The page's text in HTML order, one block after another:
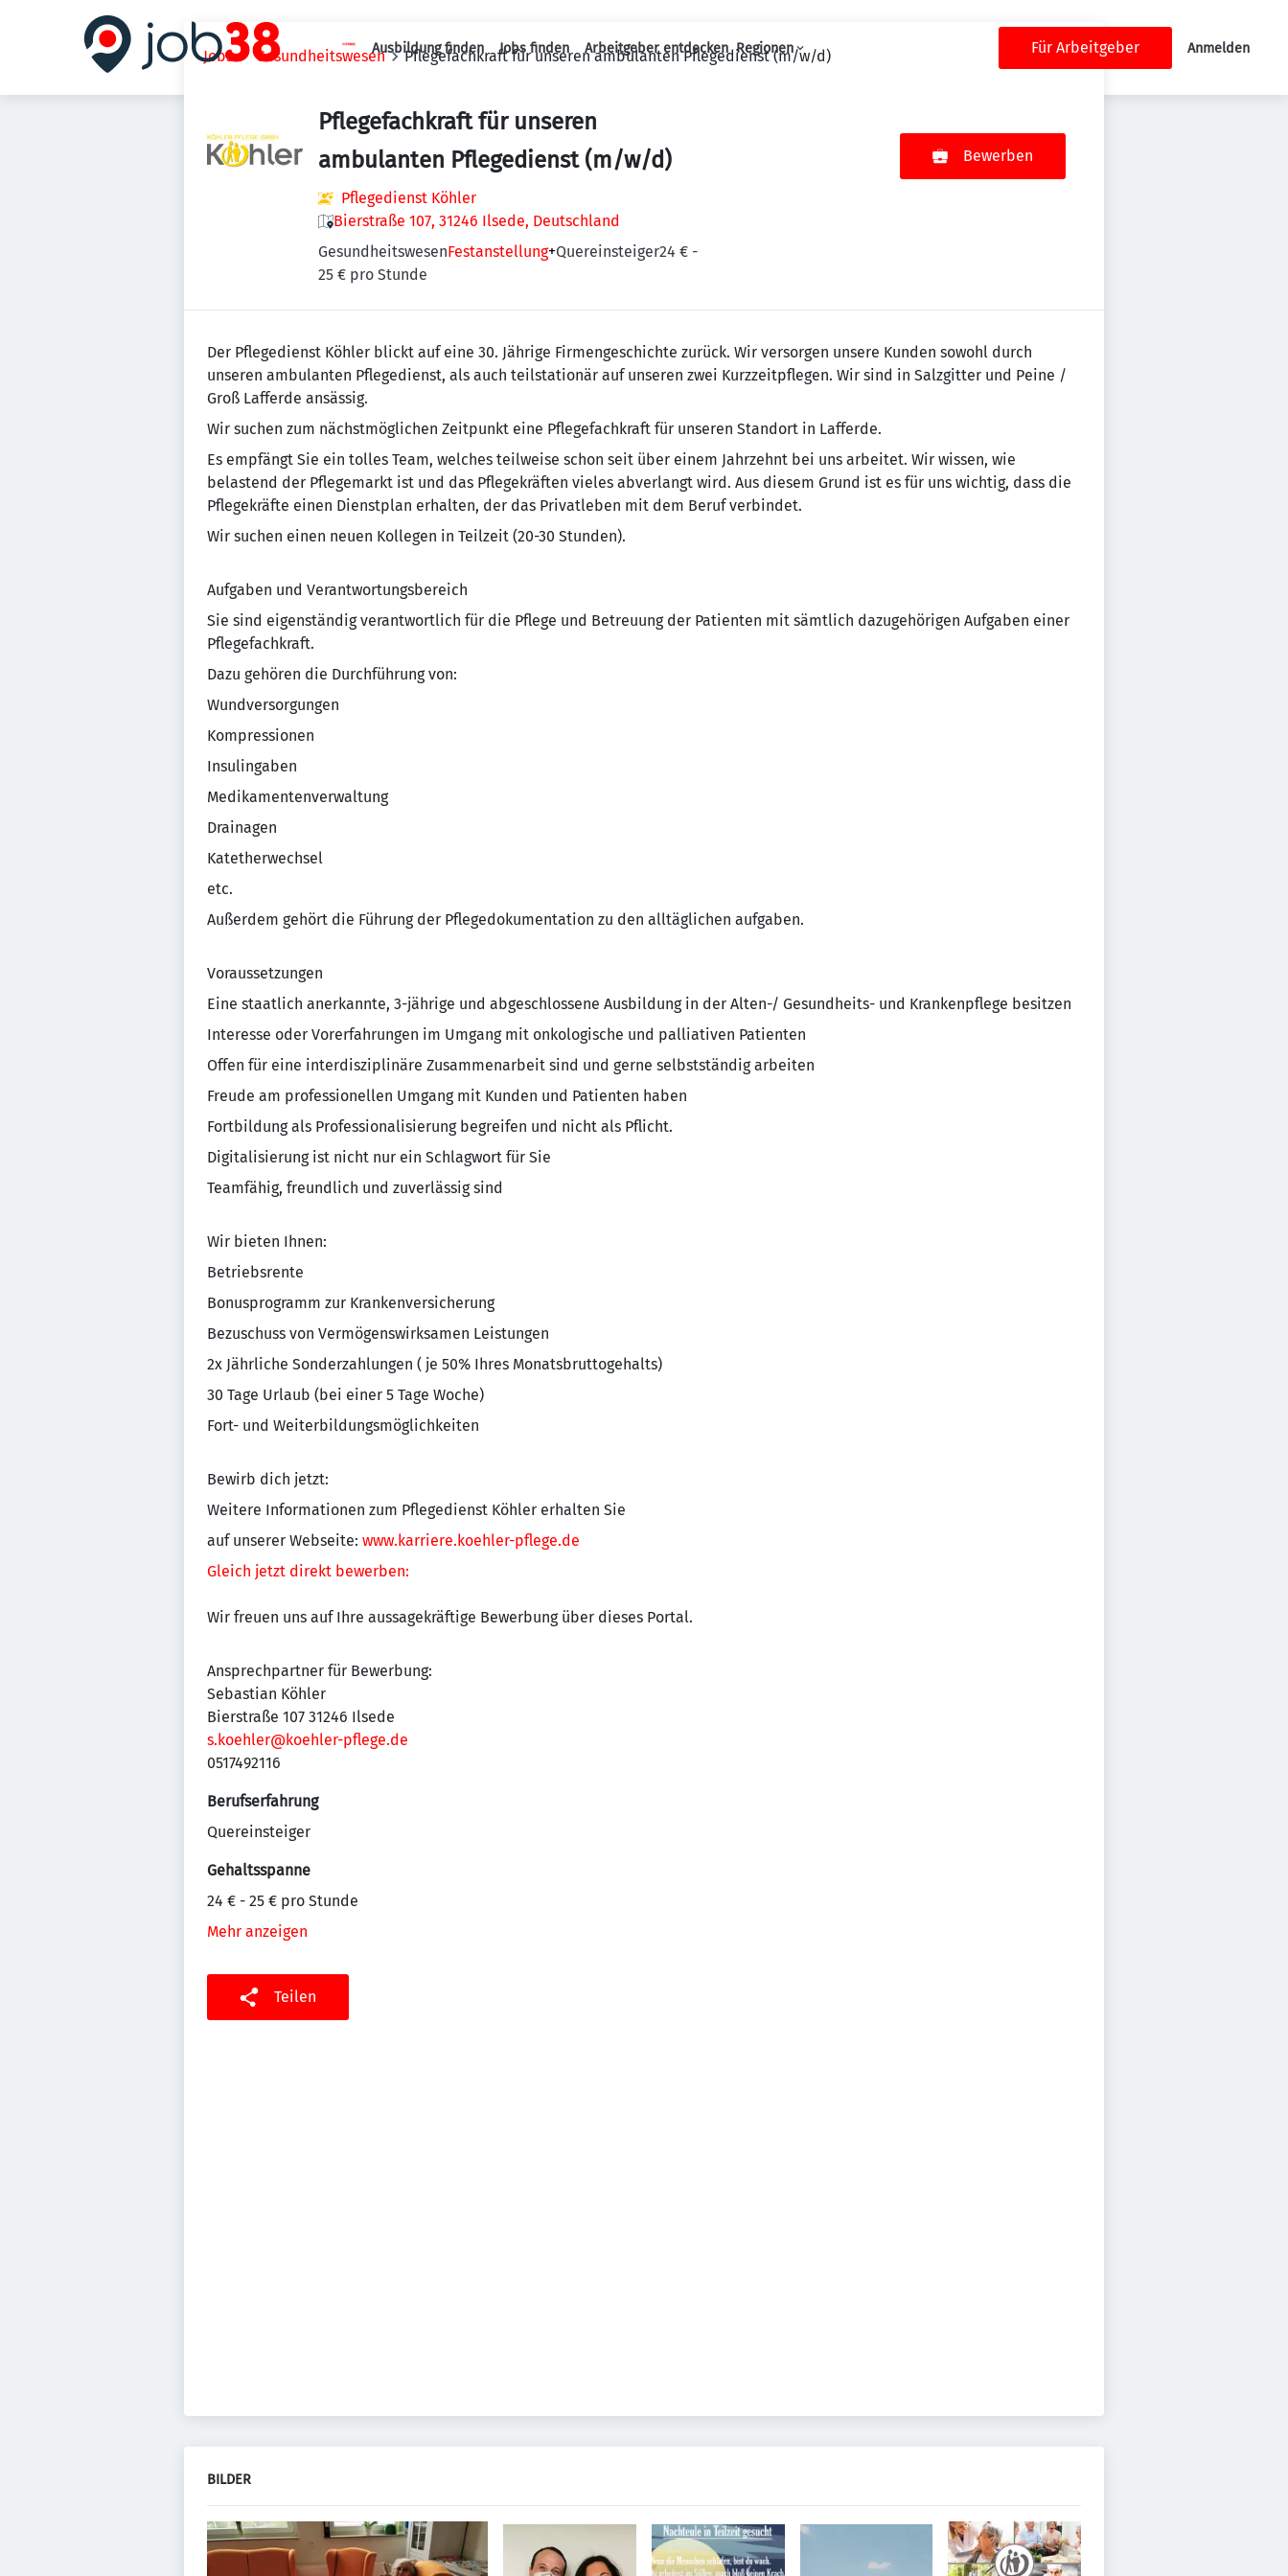
Haupt-Navigation
Ausbildung finden Jobs finden Arbeitgeber entdecken Regionen Für Arbeitgeber Anmelden
Jobs Gesundheitswesen Pflegefachkraft für unseren ambulanten Pflegedienst (m/w/d)
Pflegefachkraft für unseren
ambulanten Pflegedienst (m/w/d)
Pflegedienst Köhler
Bierstraße 107, 31246 Ilsede, Deutschland
GesundheitswesenFestanstellung+Quereinsteiger24 € -
25 € pro Stunde
Bewerben
Der Pflegedienst Köhler blickt auf eine 30. Jährige Firmengeschichte zurück. Wir versorgen unsere Kunden sowohl durch
unseren ambulanten Pflegedienst, als auch teilstationär auf unseren zwei Kurzzeitpflegen. Wir sind in Salzgitter und Peine /
Groß Lafferde ansässig.
Wir suchen zum nächstmöglichen Zeitpunkt eine Pflegefachkraft für unseren Standort in Lafferde.
Es empfängt Sie ein tolles Team, welches teilweise schon seit über einem Jahrzehnt bei uns arbeitet. Wir wissen, wie
belastend der Pflegemarkt ist und das Pflegekräften vieles abverlangt wird. Aus diesem Grund ist es für uns wichtig, dass die
Pflegekräfte einen Dienstplan erhalten, der das Privatleben mit dem Beruf verbindet.
Wir suchen einen neuen Kollegen in Teilzeit (20-30 Stunden).
Aufgaben und Verantwortungsbereich
Sie sind eigenständig verantwortlich für die Pflege und Betreuung der Patienten mit sämtlich dazugehörigen Aufgaben einer
Pflegefachkraft.
Dazu gehören die Durchführung von:
Wundversorgungen
Kompressionen
Insulingaben
Medikamentenverwaltung
Drainagen
Katetherwechsel
etc.
Außerdem gehört die Führung der Pflegedokumentation zu den alltäglichen aufgaben.
Voraussetzungen
Eine staatlich anerkannte, 3-jährige und abgeschlossene Ausbildung in der Alten-/ Gesundheits- und Krankenpflege besitzen
Interesse oder Vorerfahrungen im Umgang mit onkologische und palliativen Patienten
Offen für eine interdisziplinäre Zusammenarbeit sind und gerne selbstständig arbeiten
Freude am professionellen Umgang mit Kunden und Patienten haben
Fortbildung als Professionalisierung begreifen und nicht als Pflicht.
Digitalisierung ist nicht nur ein Schlagwort für Sie
Teamfähig, freundlich und zuverlässig sind
Wir bieten Ihnen:
Betriebsrente
Bonusprogramm zur Krankenversicherung
Bezuschuss von Vermögenswirksamen Leistungen
2x Jährliche Sonderzahlungen ( je 50% Ihres Monatsbruttogehalts)
30 Tage Urlaub (bei einer 5 Tage Woche)
Fort- und Weiterbildungsmöglichkeiten
Bewirb dich jetzt:
Weitere Informationen zum Pflegedienst Köhler erhalten Sie
auf unserer Webseite: www.karriere.koehler-pflege.de
Gleich jetzt direkt bewerben:
Wir freuen uns auf Ihre aussagekräftige Bewerbung über dieses Portal.
Ansprechpartner für Bewerbung:
Sebastian Köhler
Bierstraße 107 31246 Ilsede
s.koehler@koehler-pflege.de
0517492116
Berufserfahrung
Quereinsteiger
Gehaltsspanne
24 € - 25 € pro Stunde
Mehr anzeigen
Teilen
BILDER